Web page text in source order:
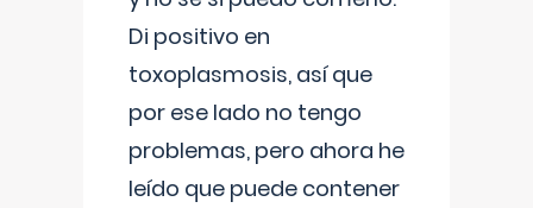
Di positivo en
toxoplasmosis, así que
por ese lado no tengo
problemas, pero ahora he
leído que puede contener